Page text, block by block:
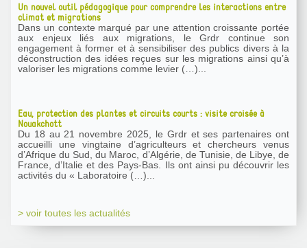
Un nouvel outil pédagogique pour comprendre les interactions entre
climat et migrations
Dans un contexte marqué par une attention croissante portée
aux enjeux liés aux migrations, le Grdr continue son
engagement à former et à sensibiliser des publics divers à la
déconstruction des idées reçues sur les migrations ainsi qu’à
valoriser les migrations comme levier (…)...
Eau, protection des plantes et circuits courts : visite croisée à
Nouakchott
Du 18 au 21 novembre 2025, le Grdr et ses partenaires ont
accueilli une vingtaine d’agriculteurs et chercheurs venus
d’Afrique du Sud, du Maroc, d’Algérie, de Tunisie, de Libye, de
France, d’Italie et des Pays-Bas. Ils ont ainsi pu découvrir les
activités du « Laboratoire (…)...
> voir toutes les actualités